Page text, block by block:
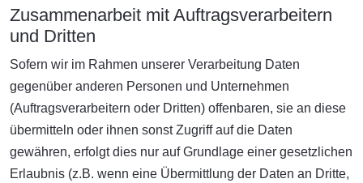
Zusammenarbeit mit Auftragsverarbeitern
und Dritten
Sofern wir im Rahmen unserer Verarbeitung Daten
gegenüber anderen Personen und Unternehmen
(Auftragsverarbeitern oder Dritten) offenbaren, sie an diese
übermitteln oder ihnen sonst Zugriff auf die Daten
gewähren, erfolgt dies nur auf Grundlage einer gesetzlichen
Erlaubnis (z.B. wenn eine Übermittlung der Daten an Dritte,